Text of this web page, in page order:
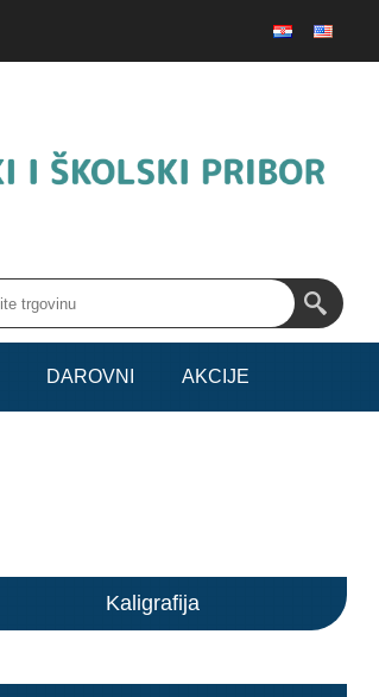
DAROVNI AKCIJE
Kaligrafija